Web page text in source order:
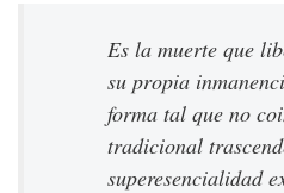
Es la muerte que
su propia
forma tal que no
tradicional
superesencialidad